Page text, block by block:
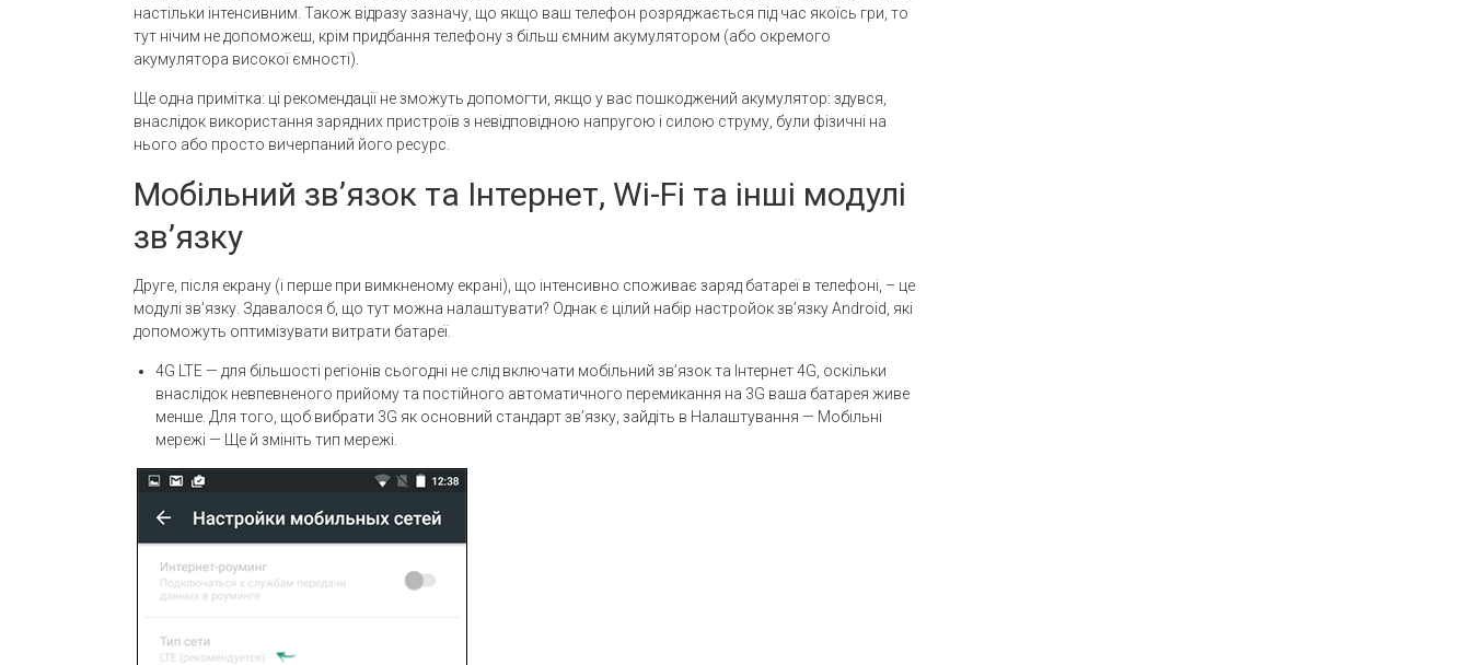
настільки інтенсивним. Також відразу зазначу, що якщо ваш телефон розряджається під час якоїсь гри, то
тут нічим не допоможеш, крім придбання телефону з більш ємним акумулятором (або окремого
акумулятора високої ємності).
Ще одна примітка: ці рекомендації не зможуть допомогти, якщо у вас пошкоджений акумулятор: здувся,
внаслідок використання зарядних пристроїв з невідповідною напругою і силою струму, були фізичні на
нього або просто вичерпаний його ресурс.
Мобільний зв’язок та Інтернет, Wi-Fi та інші модулі
зв’язку
Друге, після екрану (і перше при вимкненому екрані), що інтенсивно споживає заряд батареї в телефоні, – це
модулі зв’язку. Здавалося б, що тут можна налаштувати? Однак є цілий набір настройок зв’язку Android, які
допоможуть оптимізувати витрати батареї.
4G LTE — для більшості регіонів сьогодні не слід включати мобільний зв’язок та Інтернет 4G, оскільки
внаслідок невпевненого прийому та постійного автоматичного перемикання на 3G ваша батарея живе
менше. Для того, щоб вибрати 3G як основний стандарт зв’язку, зайдіть в Налаштування — Мобільні
мережі — Ще й змініть тип мережі.